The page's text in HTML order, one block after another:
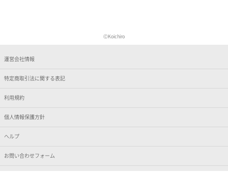
ⒸKoichiro
運営会社情報
特定商取引法に関する表記
利用規約
個人情報保護方針
ヘルプ
お問い合わせフォーム